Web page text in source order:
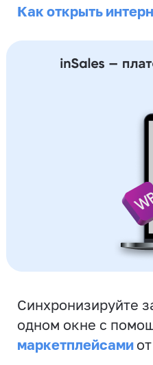
Как открыть
Синхронизируйте
одном окне с
маркетплейсами